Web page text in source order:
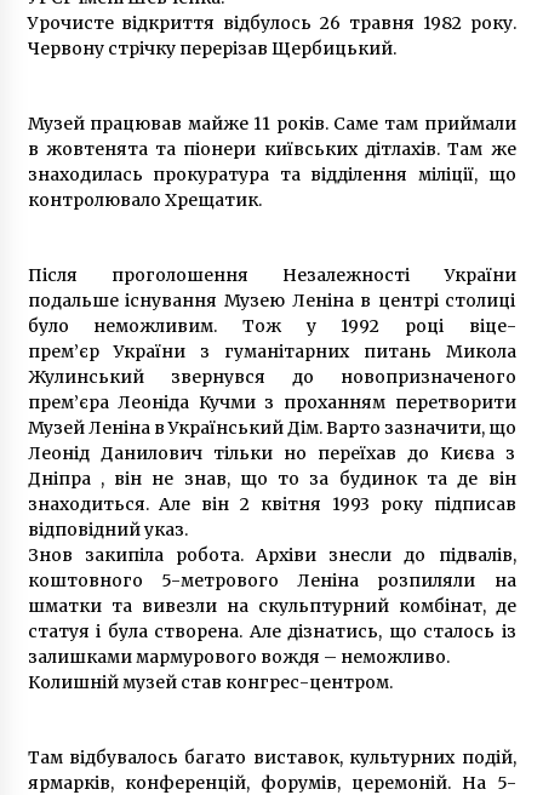
Урочисте відкриття відбулось 26 травня 1982 року.
Червону стрічку перерізав Щербицький.
Музей працював майже 11 років. Саме там приймали
в жовтенята та піонери київських дітлахів. Там же
знаходилась прокуратура та відділення міліції, що
контролювало Хрещатик.
Після проголошення Незалежності України
подальше існування Музею Леніна в центрі столиці
було неможливим. Тож у 1992 році віце-
прем’єр України з гуманітарних питань Микола
Жулинський звернувся до новопризначеного
прем’єра Леоніда Кучми з проханням перетворити
Музей Леніна в Український Дім. Варто зазначити, що
Леонід Данилович тільки но переїхав до Києва з
Дніпра , він не знав, що то за будинок та де він
знаходиться. Але він 2 квітня 1993 року підписав
відповідний указ.
Знов закипіла робота. Архіви знесли до підвалів,
коштовного 5-метрового Леніна розпиляли на
шматки та вивезли на скульптурний комбінат, де
статуя і була створена. Але дізнатись, що сталось із
залишками мармурового вождя – неможливо.
Колишній музей став конгрес-центром.
Там відбувалось багато виставок, культурних подій,
ярмарків, конференцій, форумів, церемоній. На 5-